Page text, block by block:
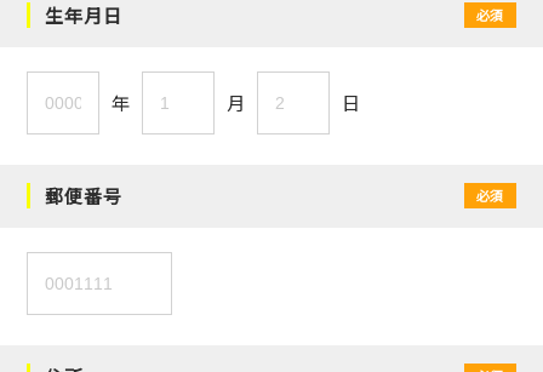
生年月日 必須
年 月 日
郵便番号 必須